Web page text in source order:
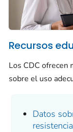
Recursos
Los CDC ofrecen
sobre el uso
Datos